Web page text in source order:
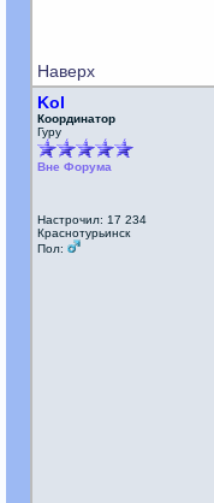
Наверх
Kol
Координатор
Гуру
Вне Форума
Настрочил: 17 234
Краснотурьинск
Пол: